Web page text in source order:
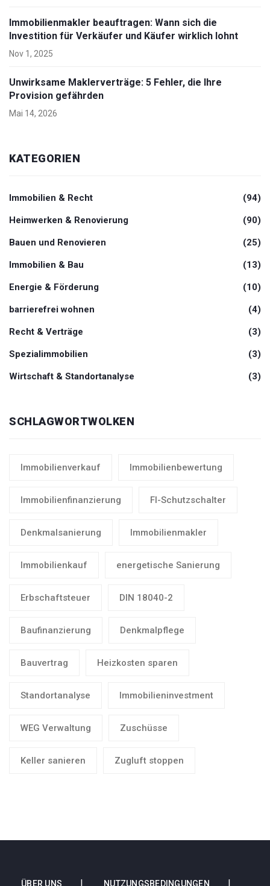
Immobilienmakler beauftragen: Wann sich die
Investition für Verkäufer und Käufer wirklich lohnt
Nov 1, 2025
Unwirksame Maklerverträge: 5 Fehler, die Ihre
Provision gefährden
Mai 14, 2026
KATEGORIEN
Immobilien & Recht (94)
Heimwerken & Renovierung (90)
Bauen und Renovieren (25)
Immobilien & Bau (13)
Energie & Förderung (10)
barrierefrei wohnen (4)
Recht & Verträge (3)
Spezialimmobilien (3)
Wirtschaft & Standortanalyse (3)
SCHLAGWORTWOLKEN
Immobilienverkauf Immobilienbewertung
Immobilienfinanzierung FI-Schutzschalter
Denkmalsanierung Immobilienmakler
Immobilienkauf energetische Sanierung
Erbschaftsteuer DIN 18040-2
Baufinanzierung Denkmalpflege
Bauvertrag Heizkosten sparen
Standortanalyse Immobilieninvestment
WEG Verwaltung Zuschüsse
Keller sanieren Zugluft stoppen
ÜBER UNS NUTZUNGSBEDINGUNGEN